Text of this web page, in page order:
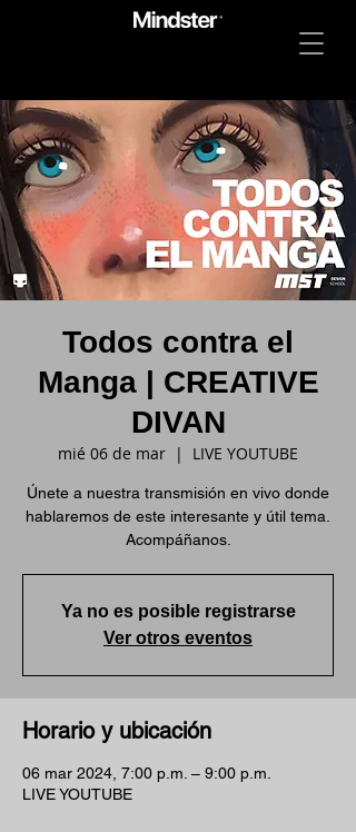
Todos contra el
Manga | CREATIVE
DIVAN
mié 06 de mar
  |
LIVE YOUTUBE
Únete a nuestra transmisión en vivo donde
hablaremos de este interesante y útil tema.
Acompáñanos.
Ya no es posible registrarse
Ver otros eventos
Horario y ubicación
06 mar 2024, 7:00 p.m. – 9:00 p.m.
LIVE YOUTUBE